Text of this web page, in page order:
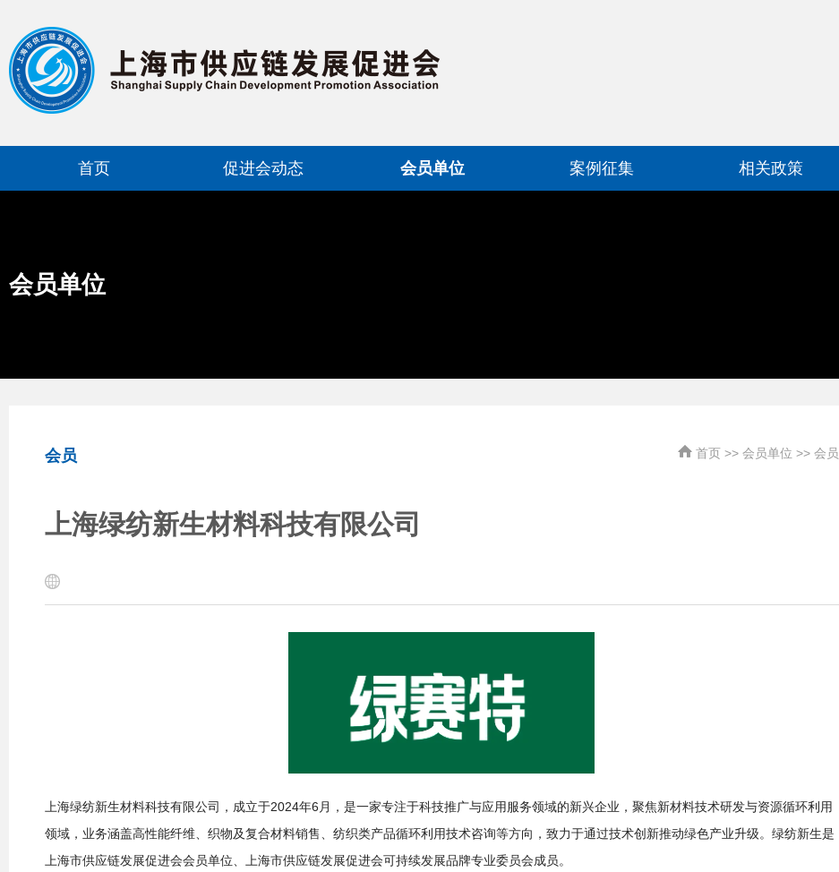
首页 促进会动态 会员单位 案例征集 相关政策
会员单位
会员 首页>> 会员单位 >> 会员
上海绿纺新生材料科技有限公司
上海绿纺新生材料科技有限公司，成立于2024年6月，是一家专注于科技推广与应用服务领域的新兴企业，聚焦新材料技术研发与资源循环利用
领域，业务涵盖高性能纤维、织物及复合材料销售、纺织类产品循环利用技术咨询等方向，致力于通过技术创新推动绿色产业升级。绿纺新生是
上海市供应链发展促进会会员单位、上海市供应链发展促进会可持续发展品牌专业委员会成员。